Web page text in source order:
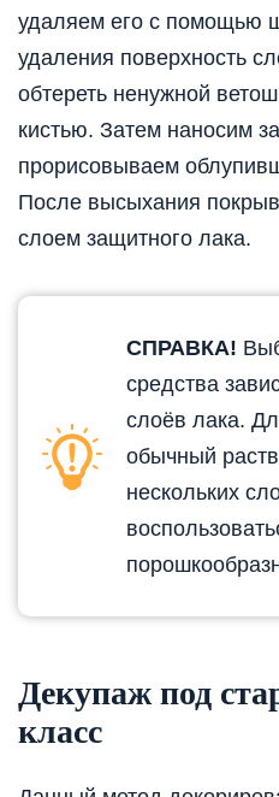
удаляем его с помощью
удаления поверхность
обтереть ненужной
кистью. Затем наносим
прорисовываем
После высыхания
слоем защитного лака.
СПРАВКА!
средства
слоёв лака.
обычный
нескольких
Декупаж под
класс